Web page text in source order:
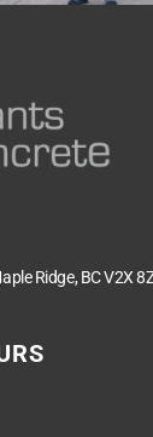
Ridge, BC V2X